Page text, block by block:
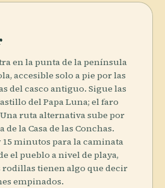
en la punta de la península
accesible solo a pie por las
del casco antiguo. Sigue las
del Papa Luna; el faro
ruta alternativa sube por
de la Casa de las Conchas.
15 minutos para la caminata
el pueblo a nivel de playa,
rodillas tienen algo que decir
empinados.